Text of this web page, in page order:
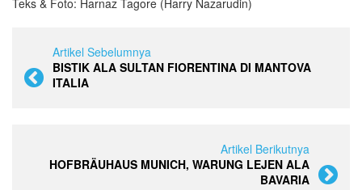
Teks & Foto: Harnaz Tagore (Harry Nazarudin)
Artikel Sebelumnya
BISTIK ALA SULTAN FIORENTINA DI MANTOVA
ITALIA
Artikel Berikutnya
HOFBRÄUHAUS MUNICH, WARUNG LEJEN ALA
BAVARIA